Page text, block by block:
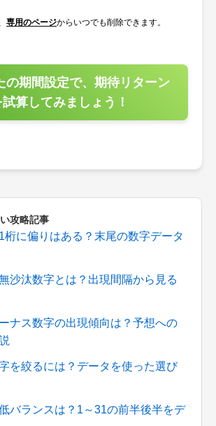
専用のページからいつでも削除できます。
の期間設定で、期待リターン
試算してみましょう！
攻略記事
桁に偏りはある？末尾の数字データ
沙汰数字とは？出現間隔から見る
ナス数字の出現傾向は？予想への
を絞るには？データを使った選び
バランスは？1～31の前半後半をデ